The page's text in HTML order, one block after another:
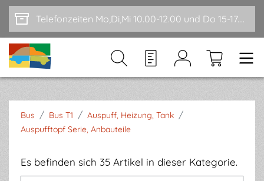
Zum Hauptinhalt springen Telefonzeiten Mo,Di,Mi 10.00-12.00 und Do 15-17.00
Bus / Bus T1 / Auspuff, Heizung, Tank /
Auspufftopf Serie, Anbauteile
Es befinden sich 35 Artikel in dieser Kategorie.